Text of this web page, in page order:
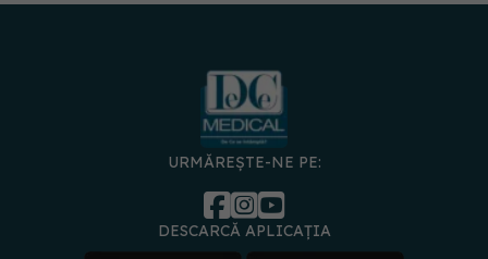
URMĂREȘTE-NE PE:
DESCARCĂ APLICAȚIA